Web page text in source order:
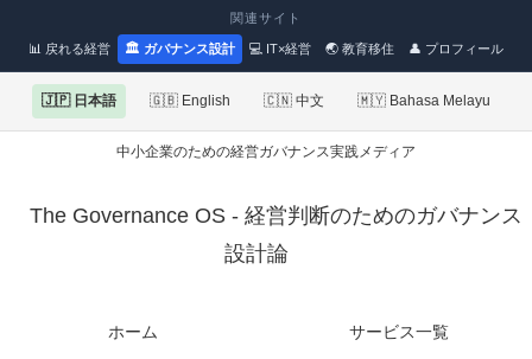
関連サイト
📊 戻れる経営 🏛 ガバナンス設計 💻 IT×経営 🌏 教育移住 👤 プロフィール
🇯🇵 日本語 🇬🇧 English 🇨🇳 中文 🇲🇾 Bahasa Melayu
中小企業のための経営ガバナンス実践メディア
The Governance OS - 経営判断のためのガバナンス
設計論
ホーム サービス一覧